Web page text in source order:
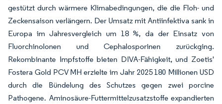
gestützt durch wärmere Klimabedingungen, die die Floh- und
Zeckensaison verlängern. Der Umsatz mit Antiinfektiva sank in
Europa im Jahresvergleich um 18 %, da der Einsatz von
Fluorchinolonen und Cephalosporinen zurückging.
Rekombinante Impfstoffe bieten DIVA-Fähigkeit, und Zoetis'
Fostera Gold PCV MH erzielte im Jahr 2025 180 Millionen USD
durch die Bündelung des Schutzes gegen zwei porcine
Pathogene. Aminosäure-Futtermittelzusatzstoffe expandierten